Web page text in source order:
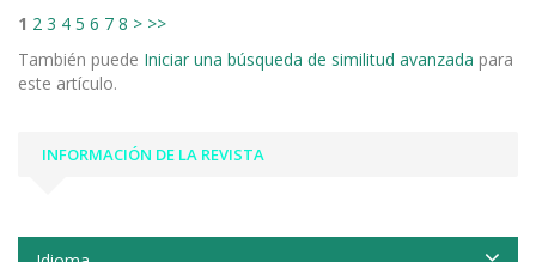
1 2 3 4 5 6 7 8 > >>
También puede Iniciar una búsqueda de similitud avanzada para
este artículo.
INFORMACIÓN DE LA REVISTA